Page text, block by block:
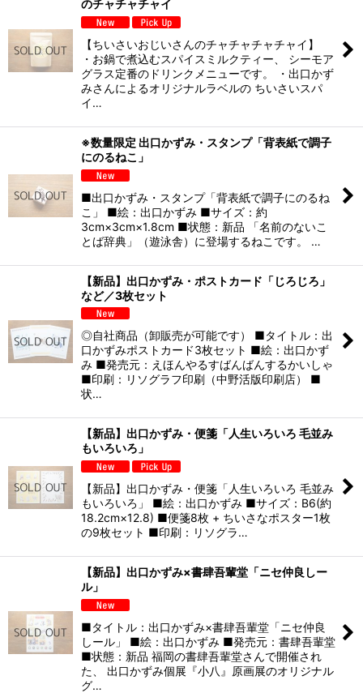
のチャチャチャイ
【ちいさいおじいさんのチャチャチャチャイ】
・お鍋で煮込むスパイスミルクティー、 シーモア
グラス定番のドリンクメニューです。 ・出口かず
みさんによるオリジナルラベルの ちいさいスパ
イ…
※数量限定 出口かずみ・スタンプ「背表紙で調子
にのるねこ」
■出口かずみ・スタンプ「背表紙で調子にのるね
こ」 ■絵：出口かずみ ■サイズ：約
3cm×3cm×1.8cm ■状態：新品 「名前のないこ
とば辞典」（遊泳舎）に登場するねこです。 …
【新品】出口かずみ・ポストカード「じろじろ」
など／3枚セット
◎自社商品（卸販売が可能です） ■タイトル：出
口かずみポストカード3枚セット ■絵：出口かず
み ■発売元：えほんやるすばんばんするかいしゃ
■印刷：リソグラフ印刷（中野活版印刷店） ■
状…
【新品】出口かずみ・便箋「人生いろいろ 毛並み
もいろいろ」
【新品】出口かずみ・便箋「人生いろいろ 毛並み
もいろいろ」 ■絵：出口かずみ ■サイズ：B6(約
18.2cm×12.8) ■便箋8枚 + ちいさなポスター1枚
の9枚セット ■印刷：リソグラ…
【新品】出口かずみ×書肆吾輩堂「ニセ仲良しー
ル」
■タイトル：出口かずみ×書肆吾輩堂「ニセ仲良
しール」 ■絵：出口かずみ ■発売元：書肆吾輩堂
■状態：新品 福岡の書肆吾輩堂さんで開催され
た、 出口かずみ個展『小八』原画展のオリジナル
グ…